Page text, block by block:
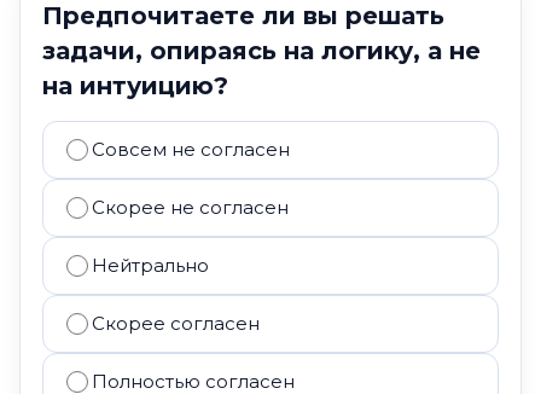
Предпочитаете ли вы решать
задачи, опираясь на логику, а не
на интуицию?
Совсем не согласен
Скорее не согласен
Нейтрально
Скорее согласен
Полностью согласен